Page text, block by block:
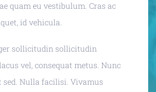
quam eu vestibulum. Cras ac
id vehicula.
sollicitudin sollicitudin
vel, consequat metus. Nunc
Nulla facilisi. Vivamus